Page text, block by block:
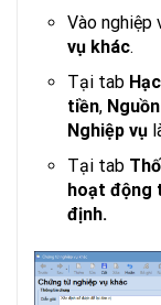
Vào nghiệp
vụ khác.
Tại tab
tiền, Nguồn
Nghiệp vụ
Tại tab
hoạt động
định.